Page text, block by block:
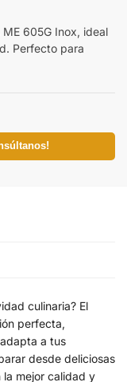
605G Inox, ideal
Perfecto para
culinaria? El
perfecta,
a tus
desde deliciosas
mejor calidad y